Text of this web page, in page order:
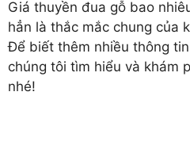
Giá thuyền đua gỗ bao
hẳn là thắc mắc chung của
Để biết thêm nhiều thông
chúng tôi tìm hiểu và khám
nhé!